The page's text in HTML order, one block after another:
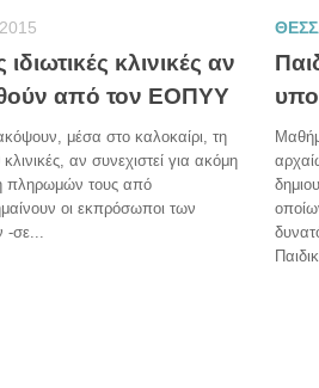
κλινικές αν
από τον ΕΟΠΥΥ
μέσα στο καλοκαίρι, τη
αν συνεχιστεί για ακόμη
πληρωμών τους από
οι εκπρόσωποι των
-σε...